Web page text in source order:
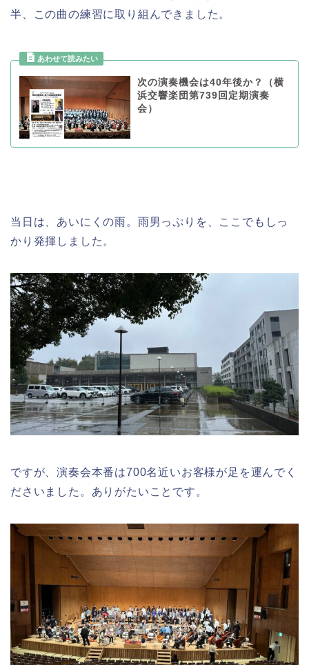
半、この曲の練習に取り組んできました。
次の演奏機会は40年後か？（横
浜交響楽団第739回定期演奏
会）
当日は、あいにくの雨。雨男っぷりを、ここでもしっ
かり発揮しました。
ですが、演奏会本番は700名近いお客様が足を運んでく
ださいました。ありがたいことです。